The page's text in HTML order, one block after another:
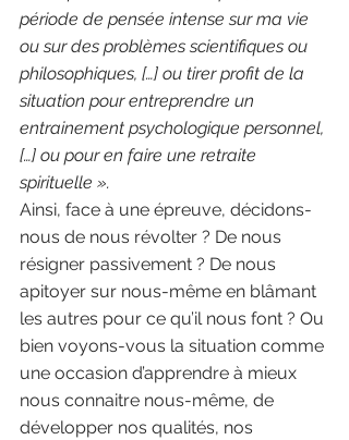
période de pensée intense sur ma vie
ou sur des problèmes scientifiques ou
philosophiques, […] ou tirer profit de la
situation pour entreprendre un
entrainement psychologique personnel,
[…] ou pour en faire une retraite
spirituelle ».
Ainsi, face à une épreuve, décidons-
nous de nous révolter ? De nous
résigner passivement ? De nous
apitoyer sur nous-même en blâmant
les autres pour ce qu’il nous font ? Ou
bien voyons-vous la situation comme
une occasion d’apprendre à mieux
nous connaitre nous-même, de
développer nos qualités, nos